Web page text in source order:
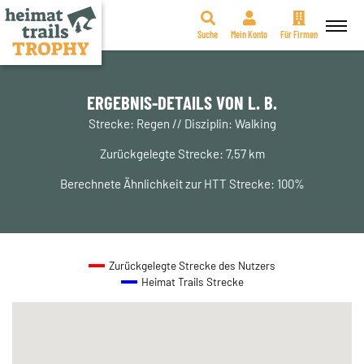
Zum
Suche Mein Konto Für Firmen
ERGEBNIS-DETAILS VON L. B.
Strecke: Regen // Disziplin: Walking
Zurückgelegte Strecke: 7,57 km
Berechnete Ähnlichkeit zur HTT Strecke: 100%
Zurückgelegte Strecke des Nutzers
Heimat Trails Strecke